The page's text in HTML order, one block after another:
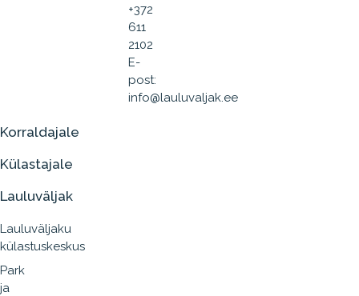
+372
611
2102
E-
post:
info@lauluvaljak.ee
Korraldajale
Külastajale
Lauluväljak
Lauluväljaku
külastuskeskus
Park
ja